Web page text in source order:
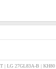
| LG 27GL83A-B | KH80